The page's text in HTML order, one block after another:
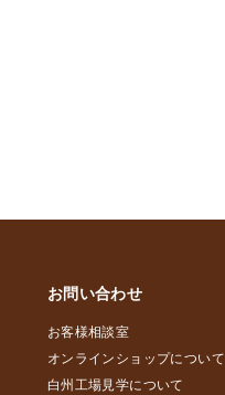
お問い合わせ
お客様相談室
オンラインショップについて
白州工場見学について